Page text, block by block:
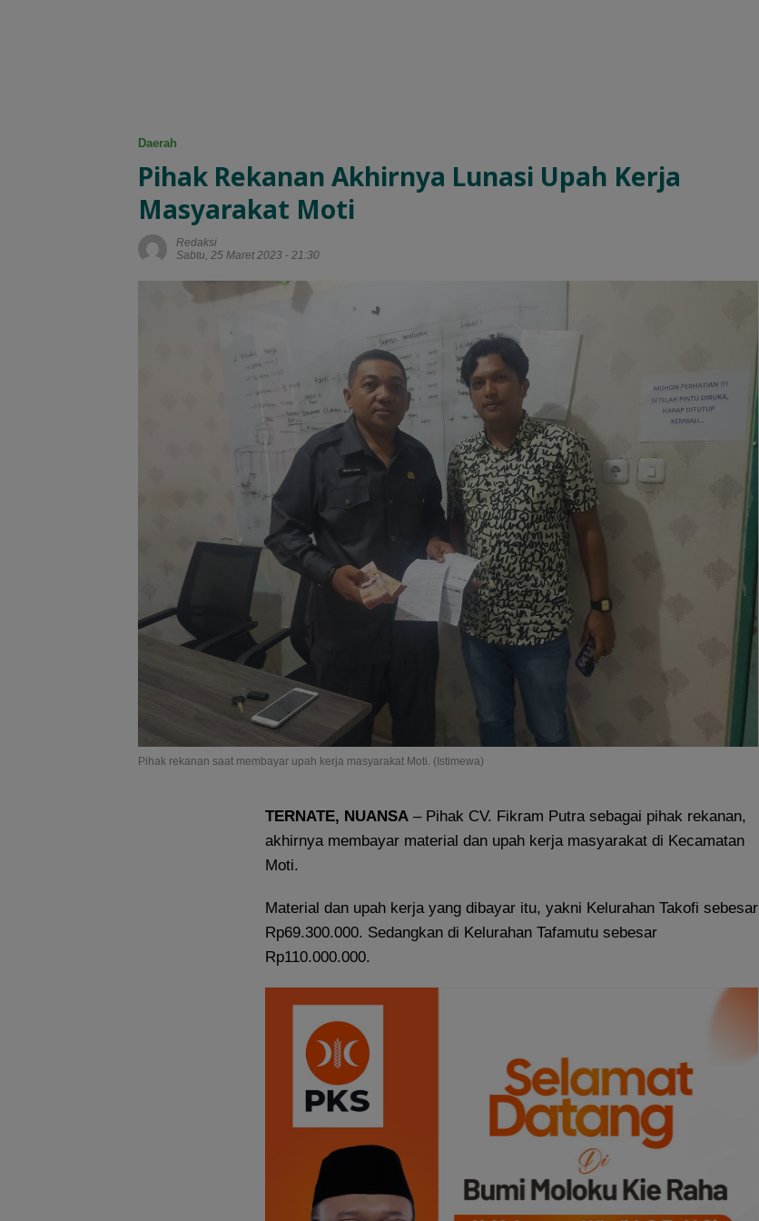
Daerah
Pihak Rekanan Akhirnya Lunasi Upah Kerja
Masyarakat Moti
Redaksi
Sabtu, 25 Maret 2023 - 21:30
Pihak rekanan saat membayar upah kerja masyarakat Moti. (Istimewa)
TERNATE, NUANSA – Pihak CV. Fikram Putra sebagai pihak rekanan,
akhirnya membayar material dan upah kerja masyarakat di Kecamatan
Moti.
Material dan upah kerja yang dibayar itu, yakni Kelurahan Takofi sebesar
Rp69.300.000. Sedangkan di Kelurahan Tafamutu sebesar
Rp110.000.000.